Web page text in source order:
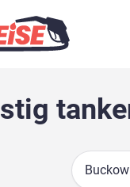
Suche